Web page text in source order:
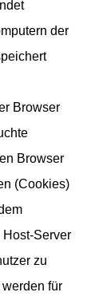
der
Browser
Browser
(Cookies)
Server
zu
für